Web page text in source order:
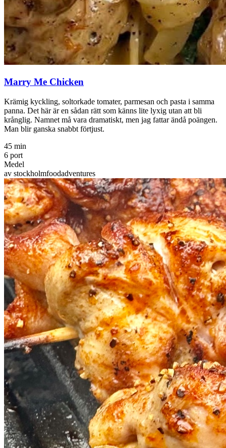
Marry Me Chicken
Krämig kyckling, soltorkade tomater, parmesan och pasta i samma
panna. Det här är en sådan rätt som känns lite lyxig utan att bli
krånglig. Namnet må vara dramatiskt, men jag fattar ändå poängen.
Man blir ganska snabbt förtjust.
45 min
6 port
Medel
av stockholmfoodadventures